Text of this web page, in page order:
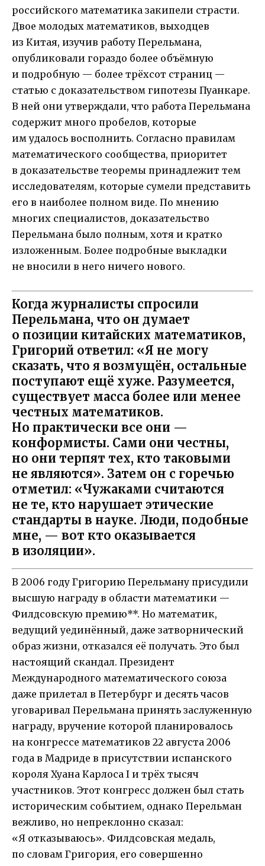
российского математика закипели страсти.
Двое молодых математиков, выходцев
из Китая, изучив работу Перельмана,
опубликовали гораздо более объёмную
и подробную — более трёхсот страниц —
статью с доказательством гипотезы Пуанкаре.
В ней они утверждали, что работа Перельмана
содержит много пробелов, которые
им удалось восполнить. Согласно правилам
математического сообщества, приоритет
в доказательстве теоремы принадлежит тем
исследователям, которые сумели представить
его в наиболее полном виде. По мнению
многих специалистов, доказательство
Перельмана было полным, хотя и кратко
изложенным. Более подробные выкладки
не вносили в него ничего нового.
Когда журналисты спросили
Перельмана, что он думает
о позиции китайских математиков,
Григорий ответил: «Я не могу
сказать, что я возмущён, остальные
поступают ещё хуже. Разумеется,
существует масса более или менее
честных математиков.
Но практически все они —
конформисты. Сами они честны,
но они терпят тех, кто таковыми
не являются». Затем он с горечью
отметил: «Чужаками считаются
не те, кто нарушает этические
стандарты в науке. Люди, подобные
мне, — вот кто оказывается
в изоляции».
В 2006 году Григорию Перельману присудили
высшую награду в области математики —
Филдсовскую премию**. Но математик,
ведущий уединённый, даже затворнический
образ жизни, отказался её получать. Это был
настоящий скандал. Президент
Международного математического союза
даже прилетал в Петербург и десять часов
уговаривал Перельмана принять заслуженную
награду, вручение которой планировалось
на конгрессе математиков 22 августа 2006
года в Мадриде в присутствии испанского
короля Хуана Карлоса I и трёх тысяч
участников. Этот конгресс должен был стать
историческим событием, однако Перельман
вежливо, но непреклонно сказал:
«Я отказываюсь». Филдсовская медаль,
по словам Григория, его совершенно